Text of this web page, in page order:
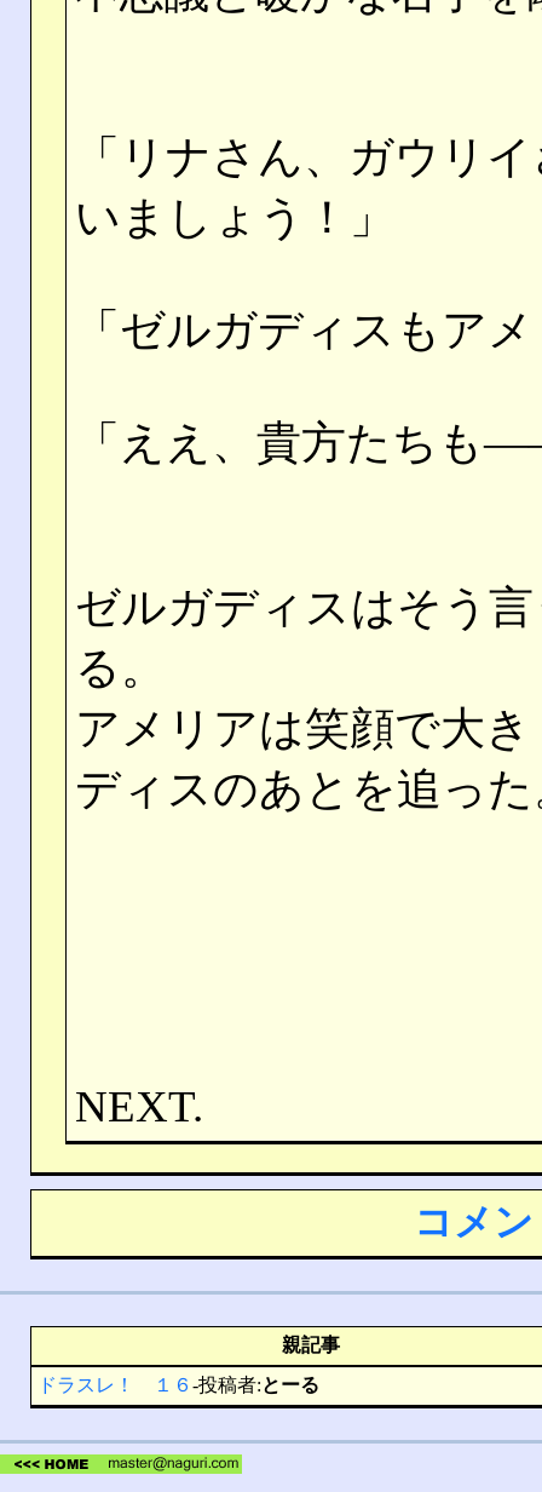
「リナさん、ガウリ
いましょう！」
「ゼルガディスもア
「ええ、貴方たちも
ゼルガディスはそう
る。
アメリアは笑顔で大
ディスのあとを追っ
NEXT.
コメ
親記事
ドラスレ！ １６ -投稿者:とーる